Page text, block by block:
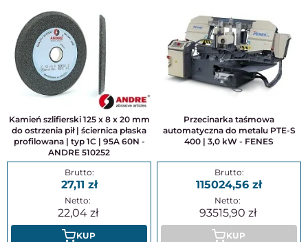
Kamień szlifierski 125 x 8 x 20 mm
do ostrzenia pił | ściernica płaska
profilowana | typ 1C | 95A 60N -
ANDRE 510252
27,11
22,04
KUP
Przecinarka taśmowa
automatyczna do metalu PTE-S
400 | 3,0 kW - FENES
115024,56
93515,90
KUP